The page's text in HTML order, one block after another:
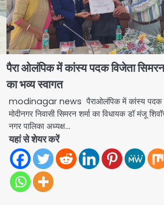
पैरा ओलंपिक में कांस्य पदक विजेता सिमरन
का भव्य स्वागत
modinagar news पैराओलंपिक में कांस्य पदक
मोदीनगर निवासी सिमरन शर्मा का विधायक डॉ मंजू
नगर पालिका अध्यक्ष…
यहां से शेयर करें